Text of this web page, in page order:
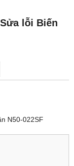
lỗi Biến
N50-022SF